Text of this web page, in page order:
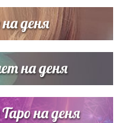
деня
на деня
на деня